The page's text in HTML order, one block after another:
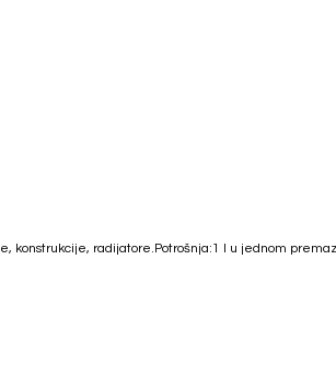
radijatore.Potrošnja:1 l u jednom